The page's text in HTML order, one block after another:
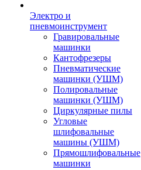
Электро и
пневмоинструмент
Гравировальные
машинки
Кантофрезеры
Пневматические
машинки (УШМ)
Полировальные
машинки (УШМ)
Циркулярные пилы
Угловые
шлифовальные
машины (УШМ)
Прямошлифовальные
машинки